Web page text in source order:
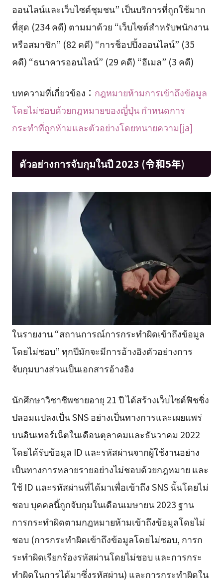
ออนไลน์และเว็บไซต์ชุมชน” เป็นบริการที่ถูกใช้มาก
ที่สุด (234 คดี) ตามมาด้วย “เว็บไซต์สำหรับพนักงาน
หรือสมาชิก” (82 คดี) “การช็อปปิ้งออนไลน์” (35
คดี) “ธนาคารออนไลน์” (29 คดี) “อีเมล” (3 คดี)
บทความที่เกี่ยวข้อง： กฎหมายห้ามการเข้าถึงข้อมูล
โดยไม่ชอบด้วยกฎหมายของญี่ปุ่น กำหนดการ
กระทำที่ถูกห้ามและตัวอย่างโดยทนายความ[ja]
ตัวอย่างการจับกุมในปี 2023 (令和5年)
ในรายงาน “สถานการณ์การกระทำผิดเข้าถึงข้อมูล
โดยไม่ชอบ” ทุกปีมักจะมีการอ้างอิงตัวอย่างการ
จับกุมบางส่วนเป็นเอกสารอ้างอิง
นักศึกษาวิชาชีพชายอายุ 21 ปี ได้สร้างเว็บไซต์ฟิชชิ่ง
ปลอมแปลงเป็น SNS อย่างเป็นทางการและเผยแพร่
บนอินเทอร์เน็ตในเดือนตุลาคมและธันวาคม 2022
โดยได้รับข้อมูล ID และรหัสผ่านจากผู้ใช้งานอย่าง
เป็นทางการหลายรายอย่างไม่ชอบด้วยกฎหมาย และ
ใช้ ID และรหัสผ่านที่ได้มาเพื่อเข้าถึง SNS นั้นโดยไม่
ชอบ บุคคลนี้ถูกจับกุมในเดือนเมษายน 2023 ฐาน
การกระทำผิดตามกฎหมายห้ามเข้าถึงข้อมูลโดยไม่
ชอบ (การกระทำผิดเข้าถึงข้อมูลโดยไม่ชอบ, การก
ระทำผิดเรียกร้องรหัสผ่านโดยไม่ชอบ และการกระ
ทำผิดในการได้มาซึ่งรหัสผ่าน) และการกระทำผิดใน